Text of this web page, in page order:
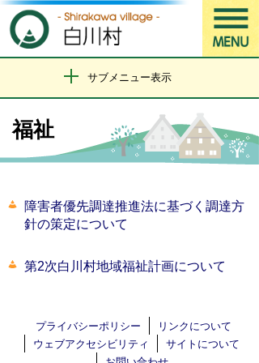
サブメニュー表示
福祉
障害者優先調達推進法に基づく調達方
針の策定について
第2次白川村地域福祉計画について
プライバシーポリシー
リンクについて
ウェブアクセシビリティ
サイトについて